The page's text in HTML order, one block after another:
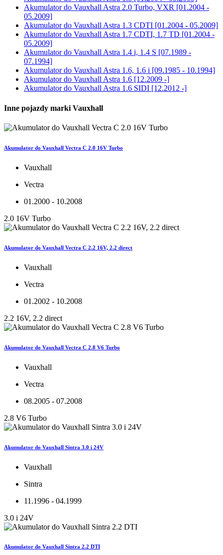
Akumulator do Vauxhall Astra 2.0 Turbo, VXR [01.2004 -
05.2009]
Akumulator do Vauxhall Astra 1.3 CDTI [01.2004 - 05.2009]
Akumulator do Vauxhall Astra 1.7 CDTI, 1.7 TD [01.2004 -
05.2009]
Akumulator do Vauxhall Astra 1.4 i, 1.4 S [07.1989 -
07.1994]
Akumulator do Vauxhall Astra 1.6, 1.6 i [09.1985 - 10.1994]
Akumulator do Vauxhall Astra 1.6 [12.2009 -]
Akumulator do Vauxhall Astra 1.6 SIDI [12.2012 -]
Inne pojazdy marki Vauxhall
Akumulator do Vauxhall Vectra C 2.0 16V Turbo
Vauxhall
Vectra
01.2000 - 10.2008
2.0 16V Turbo
Akumulator do Vauxhall Vectra C 2.2 16V, 2.2 direct
Vauxhall
Vectra
01.2002 - 10.2008
2.2 16V, 2.2 direct
Akumulator do Vauxhall Vectra C 2.8 V6 Turbo
Vauxhall
Vectra
08.2005 - 07.2008
2.8 V6 Turbo
Akumulator do Vauxhall Sintra 3.0 i 24V
Vauxhall
Sintra
11.1996 - 04.1999
3.0 i 24V
Akumulator do Vauxhall Sintra 2.2 DTI